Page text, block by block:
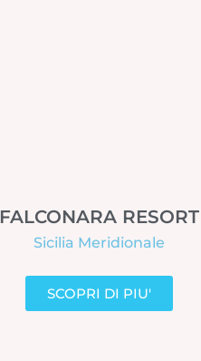
FALCONARA RESORT
Sicilia Meridionale
SCOPRI DI PIU'